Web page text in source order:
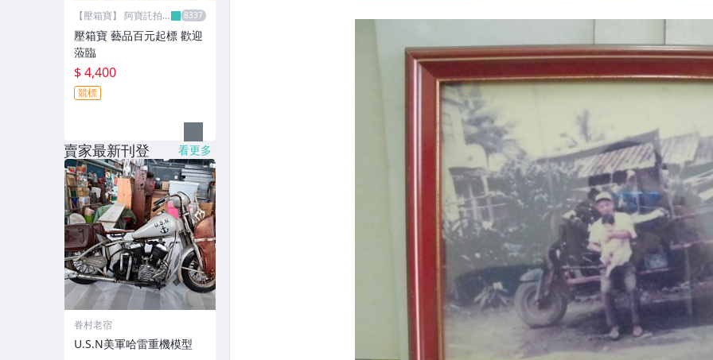
【壓箱寶】 阿寶託拍
壓箱寶 藝品百元起標 歡迎
蒞臨
$ 4,400
競標
賣家最新刊登 看更多
眷村老宿
U.S.N美軍哈雷重機模型